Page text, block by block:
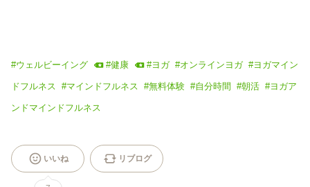
#ウェルビーイング #健康 #ヨガ #オンラインヨガ #ヨガマイン
ドフルネス #マインドフルネス #無料体験 #自分時間 #朝活 #ヨガア
ンドマインドフルネス
いいね リブログ